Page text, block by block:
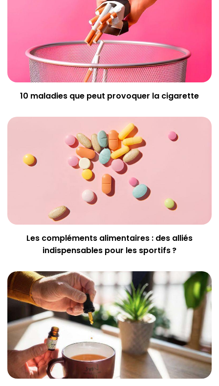
10 maladies que peut provoquer la cigarette
Les compléments alimentaires : des alliés
indispensables pour les sportifs ?